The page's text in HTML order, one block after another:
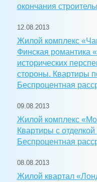
окончания
12.08.2013
Жилой комплекс
Финская романтика
исторических
стороны. Квартиры
Беспроцентная
09.08.2013
Жилой комплекс
Квартиры с
Беспроцентная
08.08.2013
Жилой квартал